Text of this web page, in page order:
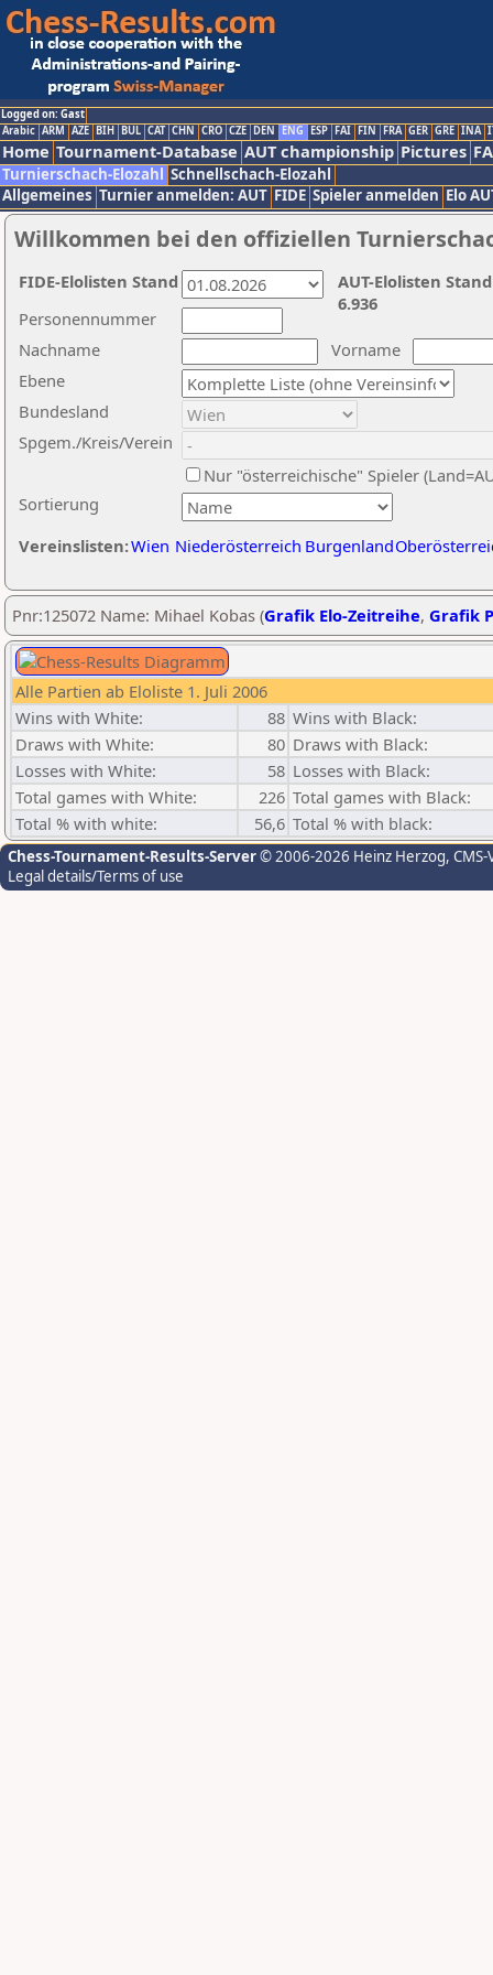
Logged on: Gast
Arabic ARM AZE BIH BUL CAT CHN CRO CZE DEN ENG ESP FAI FIN FRA GER GRE INA
Home Tournament-Database AUT championship Pictures
Turnierschach-Elozahl Schnellschach-Elozahl
Allgemeines Turnier anmelden: AUT FIDE Spieler anmelden Elo
Willkommen bei den offiziellen
Nachname
Vorname
Ebene
Sortierung
Personennummer
Bundesland
Spgem./Kreis/Verein
Nur "österreichische" Spieler
Vereinslisten:Wien Niederösterreich Burgenland
AUT-Elolisten
6.936
FIDE-Elolisten Stand
Pnr:125072 Name: Mihael Kobas (Grafik Elo-Zeitreihe, Grafik
Alle Partien ab Eloliste 1. Juli 2006
Wins with White:
88 Wins with Black:
Draws with White:
80 Draws with Black:
Losses with White:
58 Losses with Black:
Total games with White:
226 Total games with Black:
Total % with white:
56,6 Total % with black:
Chess-Tournament-Results-Server© 2006-2026 Heinz Herzog,
Legal details/Terms of use